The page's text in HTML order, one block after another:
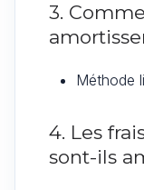
3.
Méthode
4. Les
sont-ils